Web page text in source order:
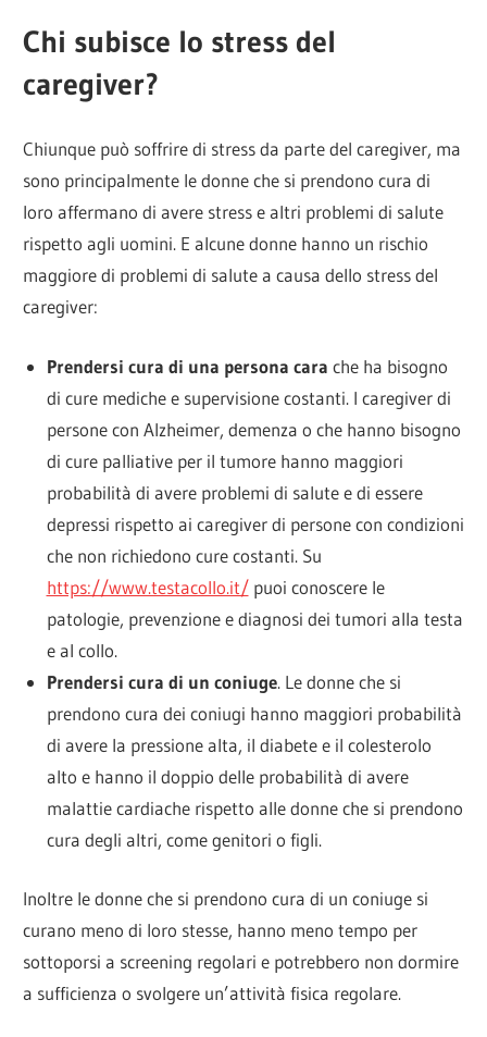
Chi subisce lo stress del
caregiver?
Chiunque può soffrire di stress da parte del caregiver, ma
sono principalmente le donne che si prendono cura di
loro affermano di avere stress e altri problemi di salute
rispetto agli uomini. E alcune donne hanno un rischio
maggiore di problemi di salute a causa dello stress del
caregiver:
Prendersi cura di una persona cara che ha bisogno
di cure mediche e supervisione costanti. I caregiver di
persone con Alzheimer, demenza o che hanno bisogno
di cure palliative per il tumore hanno maggiori
probabilità di avere problemi di salute e di essere
depressi rispetto ai caregiver di persone con condizioni
che non richiedono cure costanti. Su
https://www.testacollo.it/puoi conoscere le
patologie, prevenzione e diagnosi dei tumori alla testa
e al collo.
Prendersi cura di un coniuge. Le donne che si
prendono cura dei coniugi hanno maggiori probabilità
di avere la pressione alta, il diabete e il colesterolo
alto e hanno il doppio delle probabilità di avere
malattie cardiache rispetto alle donne che si prendono
cura degli altri, come genitori o figli.
Inoltre le donne che si prendono cura di un coniuge si
curano meno di loro stesse, hanno meno tempo per
sottoporsi a screening regolari e potrebbero non dormire
a sufficienza o svolgere un’attività fisica regolare.